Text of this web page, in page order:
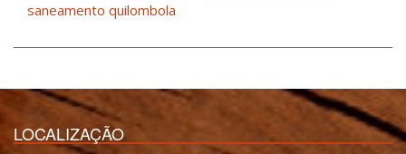
saneamento quilombola
LOCALIZAÇÃO